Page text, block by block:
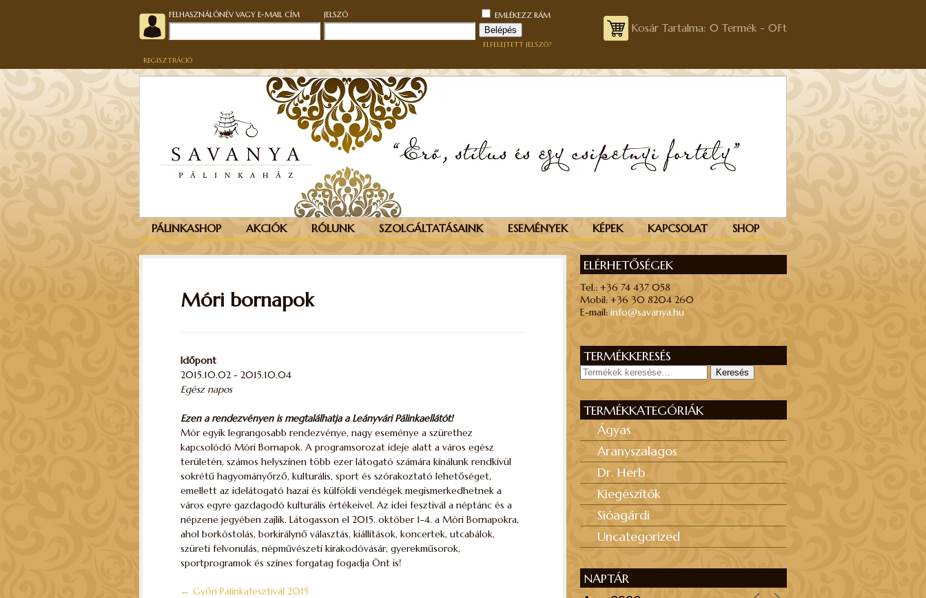
FELHASZNÁLÓNÉV VAGY E-MAIL CÍM * KÖTELEZŐ
JELSZÓ * EMLÉKEZZ RÁM
Belépés
ELFELEJTETT JELSZÓ?
REGISZTRÁCIÓ
Kosár Tartalma: 0 Termék - 0Ft
PÁLINKASHOP AKCIÓK RÓLUNK SZOLGÁLTATÁSAINK ESEMÉNYEK KÉPEK KAPCSOLAT SHOP
Móri bornapok
Időpont
2015.10.02 - 2015.10.04
Egész napos
Ezen a rendezvényen is megtalálhatja a Leányvári Pálinkaellátót!
Mór egyik legrangosabb rendezvénye, nagy eseménye a szürethez
kapcsolódó Móri Bornapok. A programsorozat ideje alatt a város egész
területén, számos helyszínen több ezer látogató számára kínálunk rendkívül
sokrétű hagyományőrző, kulturális, sport és szórakoztató lehetőséget,
emellett az idelátogató hazai és külföldi vendégek megismerkedhetnek a
város egyre gazdagodó kulturális értékeivel. Az idei fesztivál a néptánc és a
népzene jegyében zajlik. Látogasson el 2015. október 1-4. a Móri Bornapokra,
ahol borkóstolás, borkirálynő választás, kiállítások, koncertek, utcabálok,
szüreti felvonulás, népművészeti kirakodóvásár, gyerekműsorok,
sportprogramok és színes forgatag fogadja Önt is!
← Győri Pálinkafesztivál 2015
ELÉRHETŐSÉGEK
Tel.: +36 74 437 058
Mobil: +36 30 8204 260
E-mail: info@savanya.hu
TERMÉKKERESÉS
Keresés
TERMÉKKATEGÓRIÁK
Ágyas
Aranyszalagos
Dr. Herb
Kiegészítők
Sióagárdi
Uncategorized
NAPTÁR